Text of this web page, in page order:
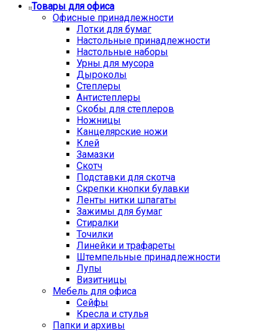
Товары для офиса
Офисные принадлежности
Лотки для бумаг
Настольные принадлежности
Настольные наборы
Урны для мусора
Дыроколы
Степлеры
Антистеплеры
Скобы для степлеров
Ножницы
Канцелярские ножи
Клей
Замазки
Скотч
Подставки для скотча
Скрепки кнопки булавки
Ленты нитки шпагаты
Зажимы для бумаг
Стиралки
Точилки
Линейки и трафареты
Штемпельные принадлежности
Лупы
Визитницы
Мебель для офиса
Сейфы
Кресла и стулья
Папки и архивы